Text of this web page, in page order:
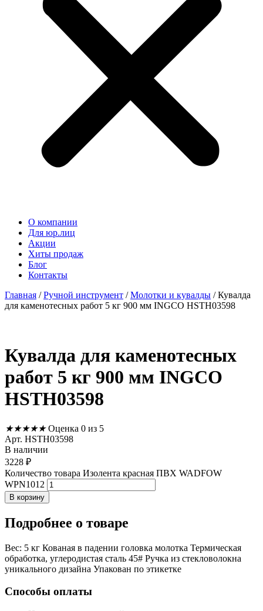
О компании
Для юр.лиц
Акции
Хиты продаж
Блог
Контакты
Главная /Ручной инструмент /Молотки и кувалды / Кувалда
для каменотесных работ 5 кг 900 мм INGCO HSTH03598
Кувалда для каменотесных
работ 5 кг 900 мм INGCO
HSTH03598
★★★★★ Оценка 0 из 5
Арт. HSTH03598
В наличии
3228 ₽
Количество товара Изолента красная ПВХ WADFOW
WPN1012
В корзину
Подробнее о товаре
Вес: 5 кг Кованая в падении головка молотка Термическая
обработка, углеродистая сталь 45# Ручка из стекловолокна
уникального дизайна Упакован по этикетке
Способы оплаты